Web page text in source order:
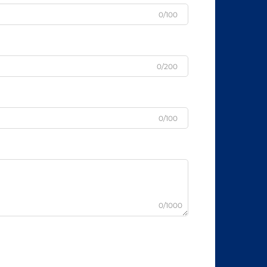
0/100
0/200
0/100
0/1000